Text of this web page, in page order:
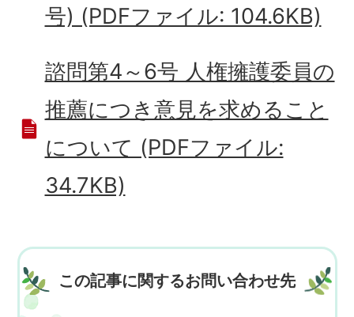
号) (PDFファイル: 104.6KB)
諮問第4～6号 人権擁護委員の
推薦につき意見を求めること
について (PDFファイル:
34.7KB)
この記事に関するお問い合わせ先